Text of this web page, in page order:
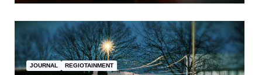
JOURNAL REGIOTAINMENT